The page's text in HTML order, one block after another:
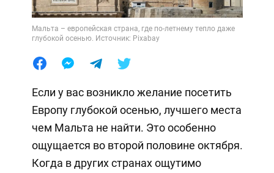
Мальта – европейская страна, где по-летнему тепло даже
глубокой осенью. Источник: Pixabay
Если у вас возникло желание посетить
Европу глубокой осенью, лучшего места
чем Мальта не найти. Это особенно
ощущается во второй половине октября.
Когда в других странах ощутимо